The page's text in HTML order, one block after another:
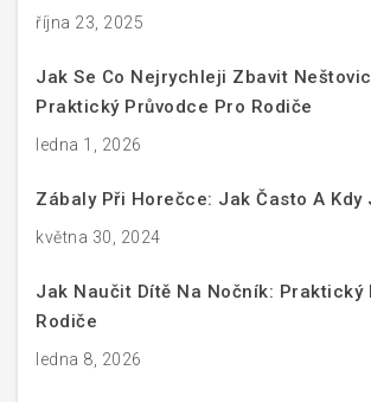
října 23, 2025
Jak Se Co Nejrychleji Zbavit
Praktický Průvodce Pro Rodiče
ledna 1, 2026
Zábaly Při Horečce: Jak Často A Kdy
května 30, 2024
Jak Naučit Dítě Na Nočník: Praktický
Rodiče
ledna 8, 2026